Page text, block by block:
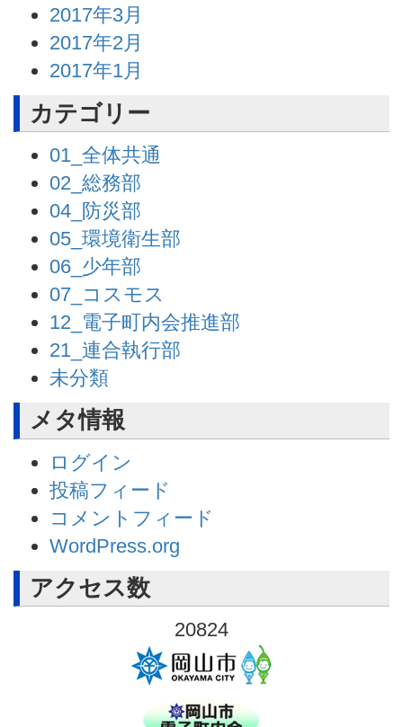
2017年3月
2017年2月
2017年1月
カテゴリー
01_全体共通
02_総務部
04_防災部
05_環境衛生部
06_少年部
07_コスモス
12_電子町内会推進部
21_連合執行部
未分類
メタ情報
ログイン
投稿フィード
コメントフィード
WordPress.org
アクセス数
20824